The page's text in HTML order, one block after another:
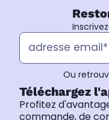
Ou
Téléchargez
Profitez
commande, de